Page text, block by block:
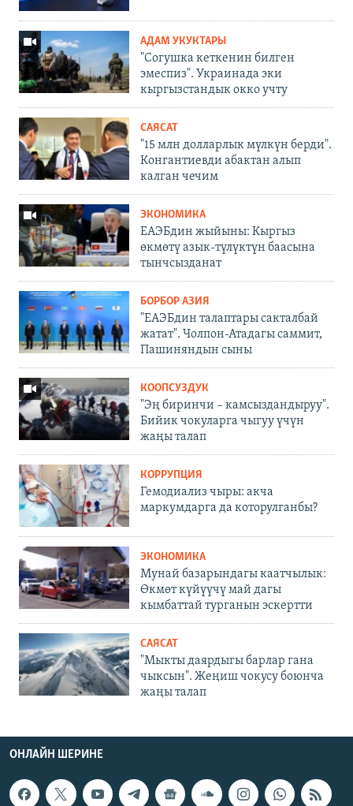
АДАМ УКУКТАРЫ
"Согушка кеткенин билген
эмеспиз". Украинада эки
кыргызстандык окко учту
САЯСАТ
"15 млн долларлык мүлкүн берди".
Конгантиевди абактан алып
калган чечим
ЭКОНОМИКА
ЕАЭБдин жыйыны: Кыргыз
өкмөтү азык-түлүктүн баасына
тынчсызданат
БОРБОР АЗИЯ
"ЕАЭБдин талаптары сакталбай
жатат". Чолпон-Атадагы саммит,
Пашиняндын сыны
КООПСУЗДУК
"Эң биринчи – камсыздандыруу".
Бийик чокуларга чыгуу үчүн
жаңы талап
КОРРУПЦИЯ
Гемодиализ чыры: акча
маркумдарга да которулганбы?
ЭКОНОМИКА
Мунай базарындагы каатчылык:
Өкмөт күйүүчү май дагы
кымбаттай турганын эскертти
САЯСАТ
"Мыкты даярдыгы барлар гана
чыксын". Жеңиш чокусу боюнча
жаңы талап
ОНЛАЙН ШЕРИНЕ